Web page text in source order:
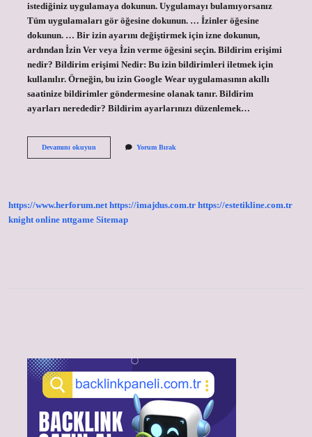
istediğiniz uygulamaya dokunun. Uygulamayı bulamıyorsanız
Tüm uygulamaları gör öğesine dokunun. … İzinler öğesine
dokunun. … Bir izin ayarını değiştirmek için izne dokunun,
ardından İzin Ver veya İzin verme öğesini seçin. Bildirim erişimi
nedir? Bildirim erişimi Nedir: Bu izin bildirimleri iletmek için
kullanılır. Örneğin, bu izin Google Wear uygulamasının akıllı
saatinize bildirimler göndermesine olanak tanır. Bildirim
ayarları nerededir? Bildirim ayarlarınızı düzenlemek…
Devamını okuyunBildirimlere
Yorum Bırak
https://www.herforum.net https://imajdus.com.tr https://estetikline.com.tr
knight online nttgame Sitemap